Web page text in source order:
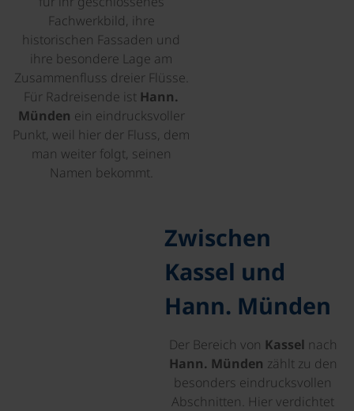
Fachwerkbild, ihre
historischen Fassaden und
ihre besondere Lage am
Zusammenfluss dreier Flüsse.
Für Radreisende ist Hann.
Münden ein eindrucksvoller
Punkt, weil hier der Fluss, dem
man weiter folgt, seinen
Namen bekommt.
Zwischen
Kassel und
Hann. Münden
Der Bereich von Kassel nach
Hann. Münden zählt zu den
besonders eindrucksvollen
Abschnitten. Hier verdichtet